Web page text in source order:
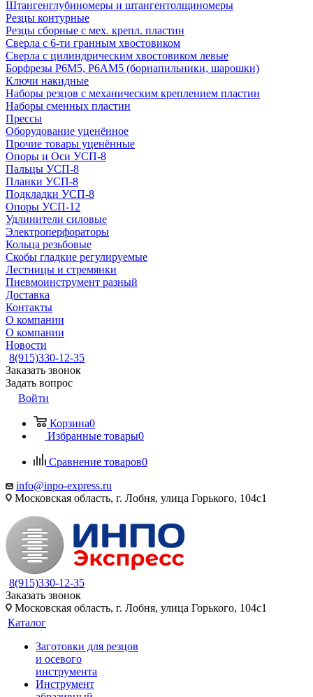
Штангенглубиномеры и штангентолщиномеры
Резцы контурные
Резцы сборные с мех. крепл. пластин
Сверла с 6-ти гранным хвостовиком
Сверла с цилиндрическим хвостовиком левые
Борфрезы Р6М5, Р6АМ5 (борнапильники, шарошки)
Ключи накидные
Наборы резцов с механическим креплением пластин
Наборы сменных пластин
Прессы
Оборудование уценённое
Прочие товары уценённые
Опоры и Оси УСП-8
Пальцы УСП-8
Планки УСП-8
Подкладки УСП-8
Опоры УСП-12
Удлинители силовые
Электроперфораторы
Кольца резьбовые
Скобы гладкие регулируемые
Лестницы и стремянки
Пневмоинструмент разный
Доставка
Контакты
О компании
О компании
Новости
8(915)330-12-35
Заказать звонок
Задать вопрос
Войти
Корзина0
Избранные товары0
Сравнение товаров0
info@inpo-express.ru
Московская область, г. Лобня, улица Горького, 104с1
8(915)330-12-35
Заказать звонок
Московская область, г. Лобня, улица Горького, 104с1
Каталог
Заготовки для резцов
и осевого
инструмента
Инструмент